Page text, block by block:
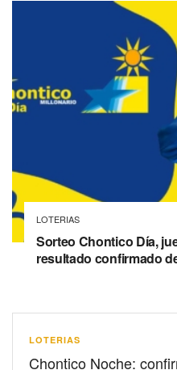
LOTERIAS
Sorteo Chontico Día,
resultado confirmado
LOTERIAS
Chontico Noche: